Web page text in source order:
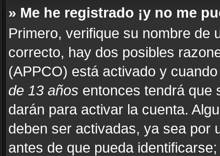
» Me he registrado ¡y no me
Primero, verifique su nombre de
correcto, hay dos posibles
(APPCO) está activado y
de 13 años entonces tendrá que
darán para activar la cuenta.
deben ser activadas, ya sea por
antes de que pueda